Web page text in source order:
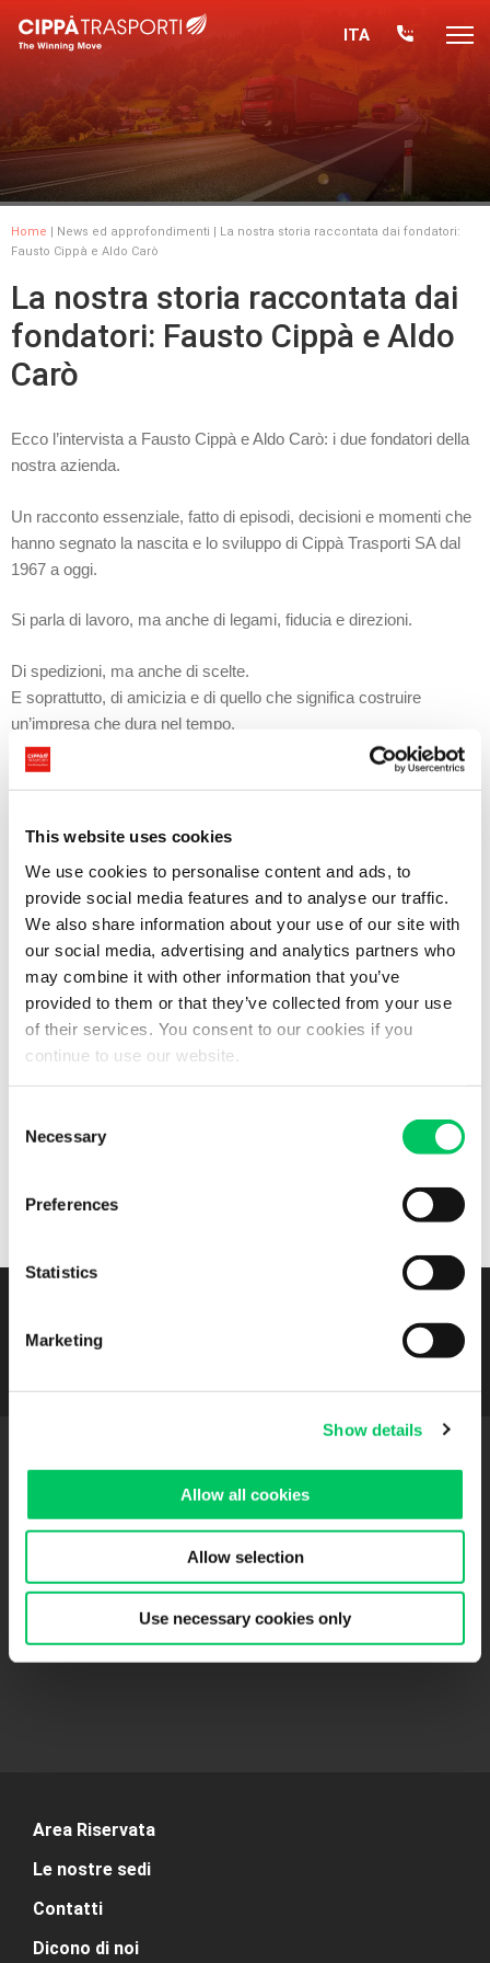
This website uses cookies
We use cookies to personalise content and ads, to
provide social media features and to analyse our traffic.
We also share information about your use of our site with
our social media, advertising and analytics partners who
may combine it with other information that you’ve
provided to them or that they’ve collected from your use
of their services. You consent to our cookies if you
continue to use our website.
Selection
Necessary
Preferences
Statistics
Marketing
Show details
Allow all cookies
Allow selection
Use necessary cookies only
ITA
Home News ed approfondimenti | La nostra storia raccontata dai fondatori:
Fausto Cippà e Aldo Carò
La nostra storia raccontata dai
fondatori: Fausto Cippà e Aldo
Carò
Ecco l’intervista a Fausto Cippà e Aldo Carò: i due fondatori della
nostra azienda.
Un racconto essenziale, fatto di episodi, decisioni e momenti che
hanno segnato la nascita e lo sviluppo di Cippà Trasporti SA dal
1967 a oggi.
Si parla di lavoro, ma anche di legami, fiducia e direzioni.
Di spedizioni, ma anche di scelte.
E soprattutto, di amicizia e di quello che significa costruire
un’impresa che dura nel tempo.
Guarda qui l’intervista completa:
CIPPÀ TRASPORTI SA
Via M. Comacini, 7
6830 Chiasso (CH)
Area Riservata
Le nostre sedi
Contatti
Dicono di noi